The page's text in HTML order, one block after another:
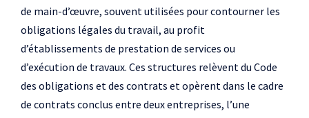
de main-d’œuvre, souvent utilisées pour contourner les
obligations légales du travail, au profit
d’établissements de prestation de services ou
d’exécution de travaux. Ces structures relèvent du Code
des obligations et des contrats et opèrent dans le cadre
de contrats conclus entre deux entreprises, l’une